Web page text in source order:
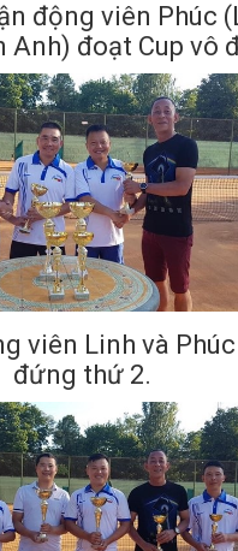
động viên Phúc
Anh) đoạt Cup vô
viên Linh và
đứng thứ 2.